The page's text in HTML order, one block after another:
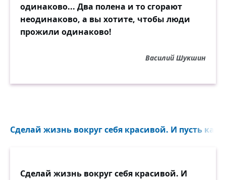
одинаково... Два полена и то сгорают
неодинаково, а вы хотите, чтобы люди
прожили одинаково!
Василий Шукшин
Сделай жизнь вокруг себя красивой. И пусть
Сделай жизнь вокруг себя красивой. И